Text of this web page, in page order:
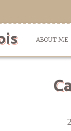
ABOUT ME